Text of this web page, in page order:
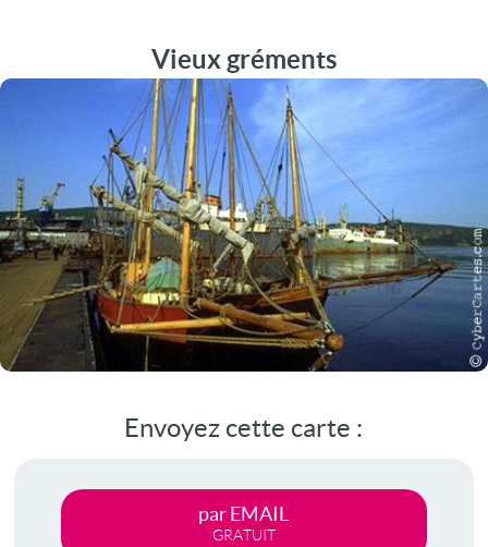
Vieux gréments
Envoyez cette carte :
par EMAIL
GRATUIT